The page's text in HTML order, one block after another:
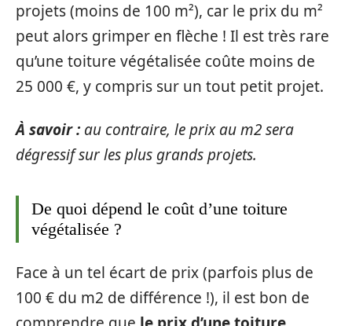
projets (moins de 100 m²), car le prix du m²
peut alors grimper en flèche ! Il est très rare
qu’une toiture végétalisée coûte moins de
25 000 €, y compris sur un tout petit projet.
À savoir :au contraire, le prix au m2 sera
dégressif sur les plus grands projets.
De quoi dépend le coût d’une toiture
végétalisée ?
Face à un tel écart de prix (parfois plus de
100 € du m2 de différence !), il est bon de